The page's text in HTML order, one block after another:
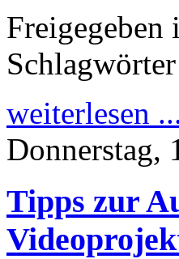
Freigegeben
Schlagwörter
weiterlesen
Donnerstag,
Tipps zur